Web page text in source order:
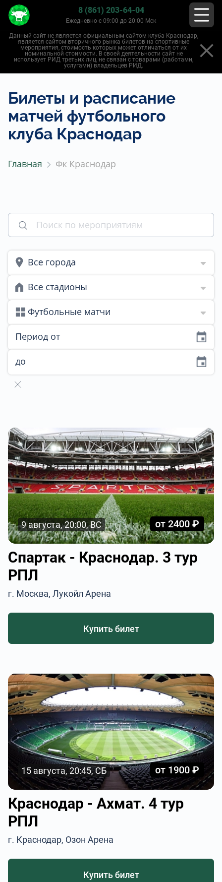
8 (861) 203-64-04
Ежедневно с 09:00 до 20:00 Мск
Данный сайт не является официальным сайтом клуба Краснодар,
является сайтом вторичного рынка билетов на спортивные
мероприятия, стоимость которых может отличаться от их
номинальной стоимости. В своей деятельности сайт не
использует РИД третьих лиц, не связан с товарами (работами,
услугами) владельцев РИД.
Билеты и расписание
матчей футбольного
клуба Краснодар
Главная Фк Краснодар
Все города
Все стадионы
Футбольные матчи
Период от
до
9 августа, 20:00, ВС от 2400 ₽
Спартак - Краснодар. 3 тур
РПЛ
г. Москва, Лукойл Арена
Купить билет
15 августа, 20:45, СБ от 1900 ₽
Краснодар - Ахмат. 4 тур
РПЛ
г. Краснодар, Озон Арена
Купить билет